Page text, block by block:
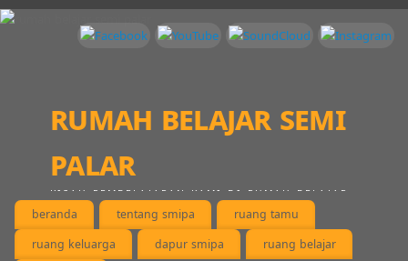
rumah belajar semi
palar
KISAH PEMBELAJARAN KAMI DI RUMAH BELAJAR,
MENEMUKAN KEPINGAN DIRI KAMI MASING-MASING
beranda tentang smipa
ruang tamu
ruang keluarga
dapur smipa
ruang belajar